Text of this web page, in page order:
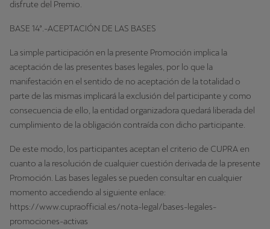
disfrute del Premio.
BASE 14ª.-ACEPTACIÓN DE LAS BASES
La simple participación en la presente Promoción implica la
aceptación de las presentes bases legales, por lo que la
manifestación en el sentido de no aceptación de la totalidad o
parte de las mismas implicará la exclusión del participante y como
consecuencia de ello, la entidad organizadora quedará liberada del
cumplimiento de la obligación contraída con dicho participante.
De este modo, los participantes aceptan el criterio de CUPRA en
cuanto a la resolución de cualquier cuestión derivada de la presente
Promoción. Las bases legales se pueden consultar en cualquier
momento accediendo al siguiente enlace:
https://www.cupraofficial.es/nota-legal/bases-legales-
promociones-activas